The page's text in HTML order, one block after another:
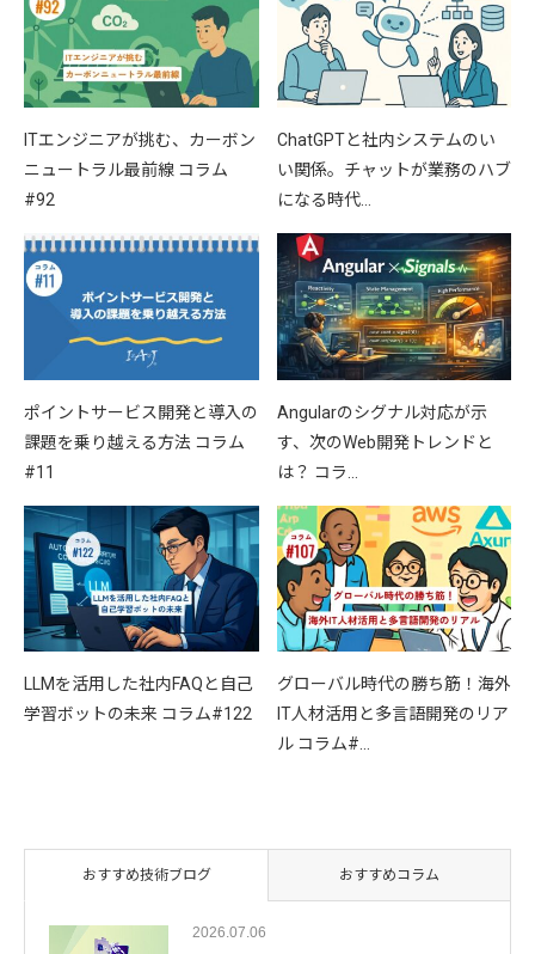
ITエンジニアが挑む、カーボン
ニュートラル最前線 コラム
#92
ChatGPTと社内システムのい
い関係。チャットが業務のハブ
になる時代…
ポイントサービス開発と導入の
課題を乗り越える方法 コラム
#11
Angularのシグナル対応が示
す、次のWeb開発トレンドと
は？ コラ…
LLMを活用した社内FAQと自己
学習ボットの未来 コラム#122
グローバル時代の勝ち筋！海外
IT人材活用と多言語開発のリア
ル コラム#…
おすすめ技術ブログ おすすめコラム
2026.07.06